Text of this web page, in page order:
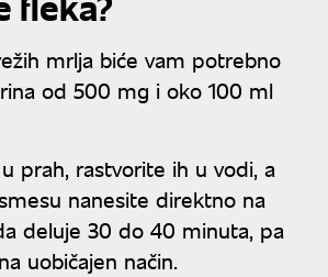
mrlja biće vam potrebno
od 500 mg i oko 100 ml
prah, rastvorite ih u vodi, a
nanesite direktno na
deluje 30 do 40 minuta, pa
uobičajen način.